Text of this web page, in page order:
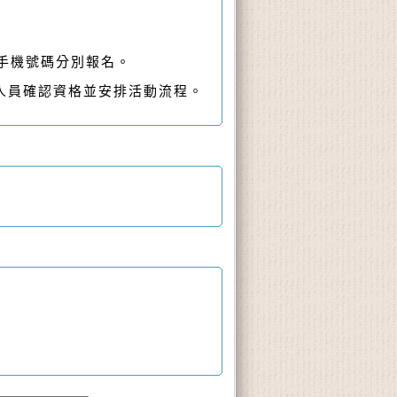
號碼分別報名。
確認資格並安排活動流程。